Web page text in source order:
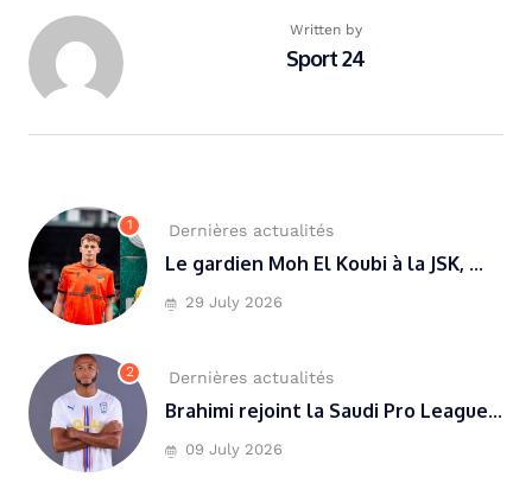
Written by
Sport 24
1 Dernières actualités
Le gardien Moh El Koubi à la JSK, ...
29 July 2026
2 Dernières actualités
Brahimi rejoint la Saudi Pro League...
09 July 2026